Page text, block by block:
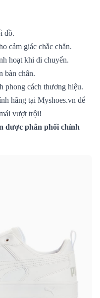
đồ.
cảm giác chắc chắn.
hoạt khi di chuyển.
bàn chân.
phong cách thương hiệu.
hãng tại Myshoes.vn để
vượt trội!
được phân phối chính